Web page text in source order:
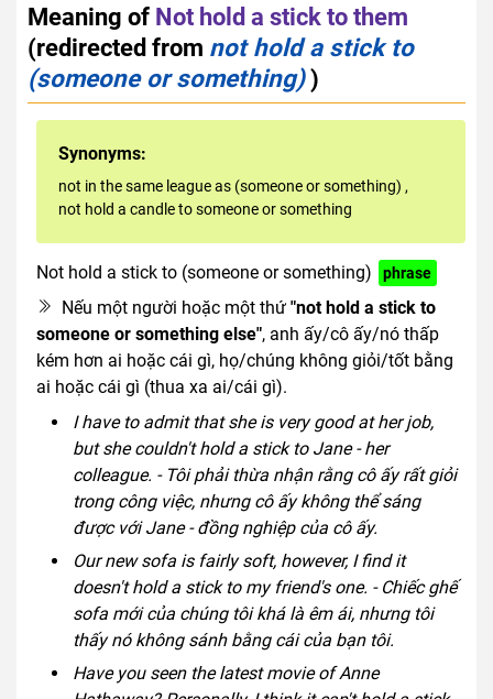
Meaning of Not hold a stick to them
(redirected from not hold a stick to
(someone or something))
Synonyms:
not in the same league as (someone or something) ,
not hold a candle to someone or something
Not hold a stick to (someone or something) phrase
Nếu một người hoặc một thứ "not hold a stick to
someone or something else", anh ấy/cô ấy/nó thấp
kém hơn ai hoặc cái gì, họ/chúng không giỏi/tốt bằng
ai hoặc cái gì (thua xa ai/cái gì).
I have to admit that she is very good at her job,
but she couldn't hold a stick to Jane - her
colleague. - Tôi phải thừa nhận rằng cô ấy rất giỏi
trong công việc, nhưng cô ấy không thể sáng
được với Jane - đồng nghiệp của cô ấy.
Our new sofa is fairly soft, however, I find it
doesn't hold a stick to my friend's one. - Chiếc ghế
sofa mới của chúng tôi khá là êm ái, nhưng tôi
thấy nó không sánh bằng cái của bạn tôi.
Have you seen the latest movie of Anne